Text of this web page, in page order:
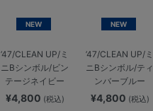
NEW
’47/CLEAN UP/ミ
ニBシンボル/ビン
テージネイビー
¥4,800 (税込)
NEW
’47/CLEAN UP/ミ
ニBシンボル/ティ
ンバーブルー
¥4,800 (税込)